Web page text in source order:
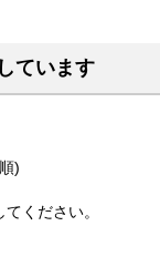
ています
)
ください。